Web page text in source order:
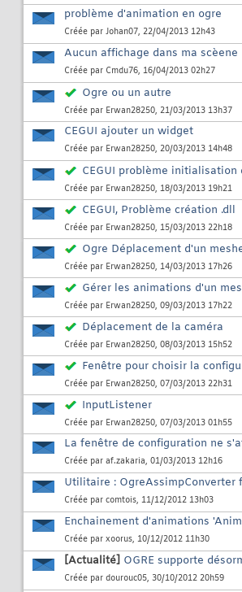
problème d'animation en ogre
Créée par Johan07, 22/04/2013 12h43
Aucun affichage dans ma scèene
Créée par Cmdu76, 16/04/2013 02h27
Ogre ou un autre
Créée par Erwan28250, 21/03/2013 13h37
CEGUI ajouter un widget
Créée par Erwan28250, 20/03/2013 14h48
CEGUI problème initialisation
Créée par Erwan28250, 18/03/2013 19h21
CEGUI, Problème création .dll
Créée par Erwan28250, 15/03/2013 22h18
Ogre Déplacement d'un
Créée par Erwan28250, 14/03/2013 17h26
Gérer les animations d'un
Créée par Erwan28250, 09/03/2013 17h22
Déplacement de la caméra
Créée par Erwan28250, 08/03/2013 15h52
Fenêtre pour choisir la
Créée par Erwan28250, 07/03/2013 22h31
InputListener
Créée par Erwan28250, 07/03/2013 01h55
La fenêtre de configuration ne
Créée par af.zakaria, 01/03/2013 12h16
Utilitaire : OgreAssimpConverter
Créée par comtois, 11/12/2012 13h03
Enchainement d'animations
Créée par xoorus, 10/12/2012 11h30
[Actualité] OGRE supporte
Créée par dourouc05, 30/10/2012 20h59